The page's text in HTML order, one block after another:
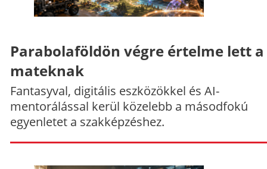
Parabolaföldön végre értelme lett a
mateknak
Fantasyval, digitális eszközökkel és AI-
mentorálással kerül közelebb a másodfokú
egyenletet a szakképzéshez.